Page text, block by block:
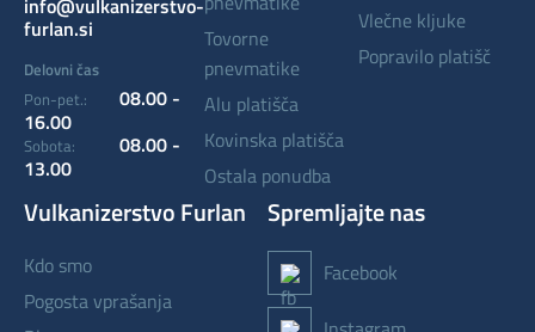
info@vulkanizerstvo-
furlan.si
Delovni čas
Pon-pet.:
08.00 -
16.00
Sobota:
08.00 -
13.00
tovorne
pnevmatike
alu platišča
kovinska platišča
ostala ponudba
vlečne kljuke
popravilo platišč
Vulkanizerstvo Furlan
kdo smo
pogosta vprašanja
Spremljajte nas
Facebook